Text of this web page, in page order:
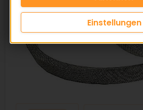
Einstellungen